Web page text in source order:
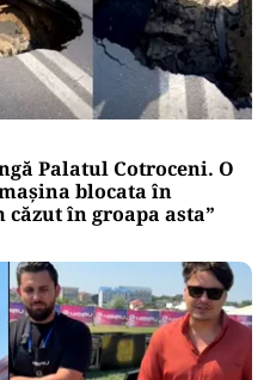
Palatul Cotroceni. O
blocata în
în groapa asta”